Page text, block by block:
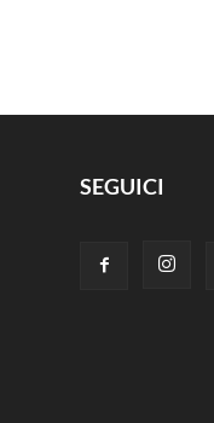
SEGUICI